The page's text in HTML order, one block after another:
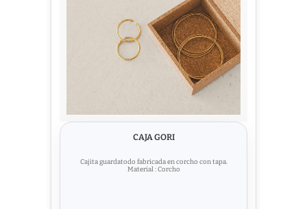
CAJA GORI
Cajita guardatodo fabricada en corcho con tapa.
Material : Corcho